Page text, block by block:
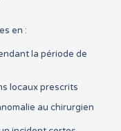
en :
la période de
locaux prescrits
au chirurgien